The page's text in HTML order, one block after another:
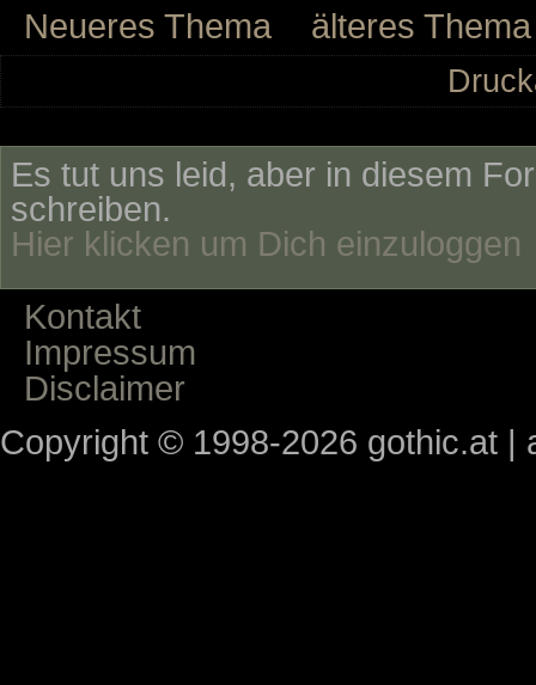
Neueres Thema älteres Thema
Es tut uns leid, aber in diesem
schreiben.
Hier klicken um Dich einzuloggen
Kontakt
Impressum
Disclaimer
Copyright © 1998-2026 gothic.at |